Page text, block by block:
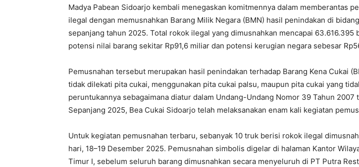
Madya Pabean Sidoarjo kembali menegaskan komitmennya dalam memberantas
ilegal dengan memusnahkan Barang Milik Negara (BMN) hasil penindakan di
sepanjang tahun 2025. Total rokok ilegal yang dimusnahkan mencapai 63.616.395
potensi nilai barang sekitar Rp91,6 miliar dan potensi kerugian negara sebesar
Pemusnahan tersebut merupakan hasil penindakan terhadap Barang Kena Cukai
tidak dilekati pita cukai, menggunakan pita cukai palsu, maupun pita cukai yang
peruntukannya sebagaimana diatur dalam Undang-Undang Nomor 39 Tahun 2007
Sepanjang 2025, Bea Cukai Sidoarjo telah melaksanakan enam kali kegiatan
Untuk kegiatan pemusnahan terbaru, sebanyak 10 truk berisi rokok ilegal
hari, 18–19 Desember 2025. Pemusnahan simbolis digelar di halaman Kantor
Timur I, sebelum seluruh barang dimusnahkan secara menyeluruh di PT Putra